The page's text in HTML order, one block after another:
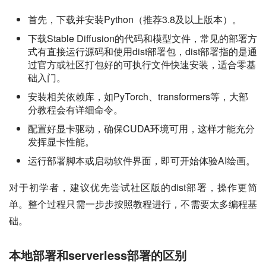
首先，下载并安装Python（推荐3.8及以上版本）。
下载Stable Diffusion的代码和模型文件，常见的部署方
式有直接运行源码和使用dist部署包，dist部署指的是通
过官方或社区打包好的可执行文件快速安装，适合零基
础入门。
安装相关依赖库，如PyTorch、transformers等，大部
分教程会有详细命令。
配置好显卡驱动，确保CUDA环境可用，这样才能充分
发挥显卡性能。
运行部署脚本或启动软件界面，即可开始体验AI绘画。
对于初学者，建议优先尝试社区版的dist部署，操作更简
单。整个过程只需一步步按照教程进行，不需要太多编程基
础。
本地部署和serverless部署的区别